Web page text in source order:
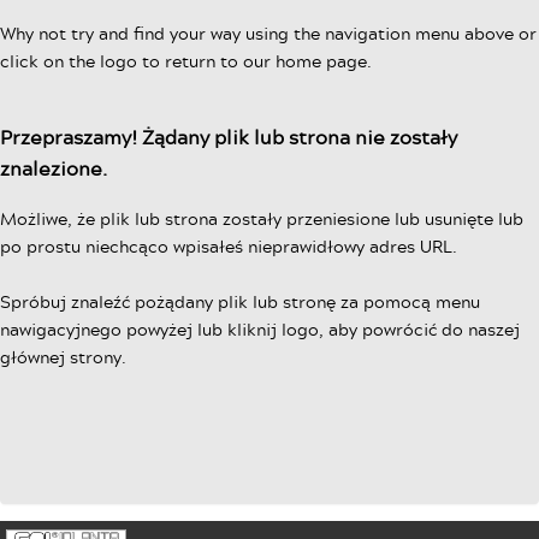
Why not try and find your way using the navigation menu above or
click on the logo to return to our home page.
Przepraszamy! Żądany plik lub strona nie zostały
znalezione.
Możliwe, że plik lub strona zostały przeniesione lub usunięte lub
po prostu niechcąco wpisałeś nieprawidłowy adres URL.
Spróbuj znaleźć pożądany plik lub stronę za pomocą menu
nawigacyjnego powyżej lub kliknij logo, aby powrócić do naszej
głównej strony.